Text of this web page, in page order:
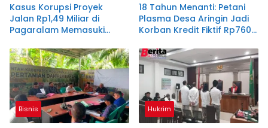
Kasus Korupsi Proyek
Jalan Rp1,49 Miliar di
Pagaralam Memasuki
Terdakwa Dituntut 2,5
Tahun Penjara
18 Tahun Menanti: Petani
Plasma Desa Aringin Jadi
Korban Kredit Fiktif Rp760
Bisnis Hukrim